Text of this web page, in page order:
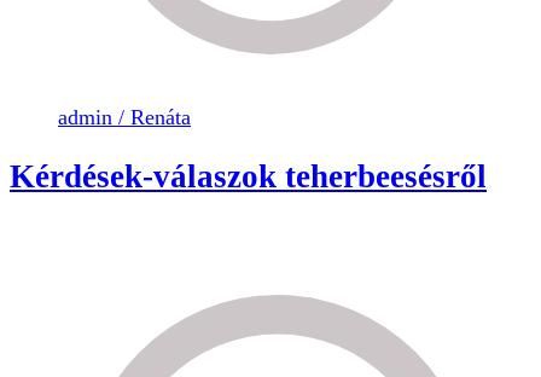
admin / Renáta
Kérdések-válaszok teherbeesésről